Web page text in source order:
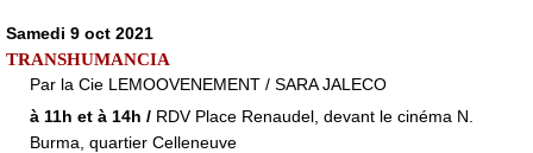
Samedi 9 oct 2021
TRANSHUMANCIA
Par la Cie LEMOOVENEMENT / SARA JALECO
à 11h et à 14h / RDV Place Renaudel, devant le cinéma N.
Burma, quartier Celleneuve